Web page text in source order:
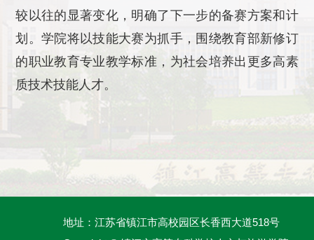
较以往的显著变化，明确了下一步的备赛方案和计
划。学院将以技能大赛为抓手，围绕教育部新修订
的职业教育专业教学标准，为社会培养出更多高素
质技术技能人才。
地址：江苏省镇江市高校园区长香西大道518号